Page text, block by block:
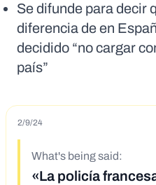
Se difunde para decir
diferencia de en
decidido “no cargar
país”
2/9/24
What's being said:
«La policía